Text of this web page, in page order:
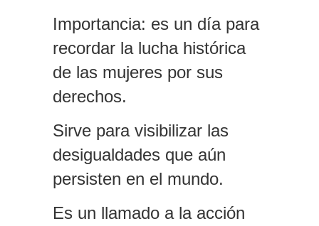
Importancia: es un día para
recordar la lucha histórica
de las mujeres por sus
derechos.
Sirve para visibilizar las
desigualdades que aún
persisten en el mundo.
Es un llamado a la acción